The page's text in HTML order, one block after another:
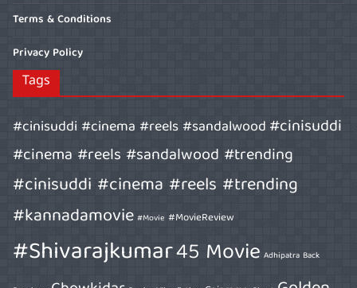
Terms & Conditions
Privacy Policy
Tags
#cinisuddi #cinema #reels #sandalwood#cinisuddi
#cinema #reels #sandalwood #trending
#cinisuddi #cinema #reels #trending
#kannadamovie #Movie #MovieReview
#Shivarajkumar45 Movie Adhipatra Back